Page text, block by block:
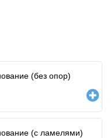
(без опор)
(с ламелями)